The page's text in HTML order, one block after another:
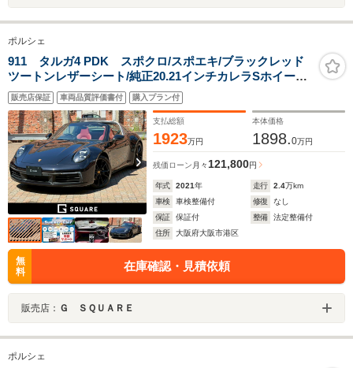
ポルシェ
911 タルガ4 PDK スポクロ/スポエキ/ブラックレッド
ツートンレザーシート/純正20.21インチカレラSホイール
(ブラック塗装)/シートヒーター&ベンチレーション/アン
ビエントライト/赤幌/純正ナビ/AppleCarPlay/バックカメ
ラ/ETC
販売店保証 車両品質評価書付 購入プラン付
支払総額
1923万円
本体価格
1898.0万円
残価ローン 月々 121,800円
年式 2021年 走行 2.4万km
車検
車検整備付 修復
なし
保証
保証付 整備
法定整備付
住所
大阪府大阪市港区
無
料
在庫確認・見積依頼
販売店： Ｇ ＳＱＵＡＲＥ
ポルシェ